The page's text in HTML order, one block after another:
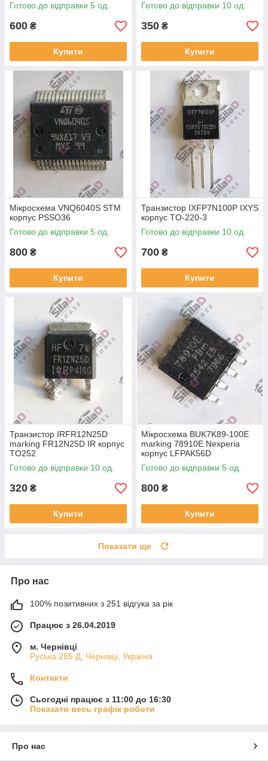
Готово до відправки 5 од.
600 ₴
Купити
Готово до відправки 10 од.
350 ₴
Купити
Мікросхема VNQ6040S STM
корпус PSSO36
Готово до відправки 5 од.
800 ₴
Купити
Транзистор IXFP7N100P IXYS
корпус TO-220-3
Готово до відправки 10 од.
700 ₴
Купити
Транзистор IRFR12N25D
marking FR12N25D IR корпус
TO252
Готово до відправки 10 од.
320 ₴
Купити
Мікросхема BUK7K89-100E
marking 78910E Nexperia
корпус LFPAK56D
Готово до відправки 5 од.
800 ₴
Купити
Показати ще
Про нас
100% позитивних з 251 відгука за рік
Працює з 26.04.2019
м. Чернівці
Руська 285 Д, Чернівці, Україна
Контакти
Сьогодні працює з 11:00 до 16:30
Показати весь графік роботи
Про нас